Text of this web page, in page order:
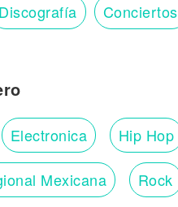
Discografía Conciertos
Electronica Hip Hop
Mexicana Rock